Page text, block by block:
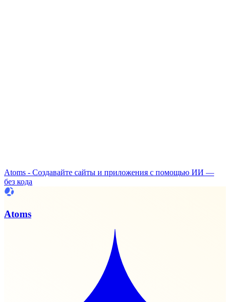
Atoms - Создавайте сайты и приложения с помощью ИИ —
без кода
Atoms